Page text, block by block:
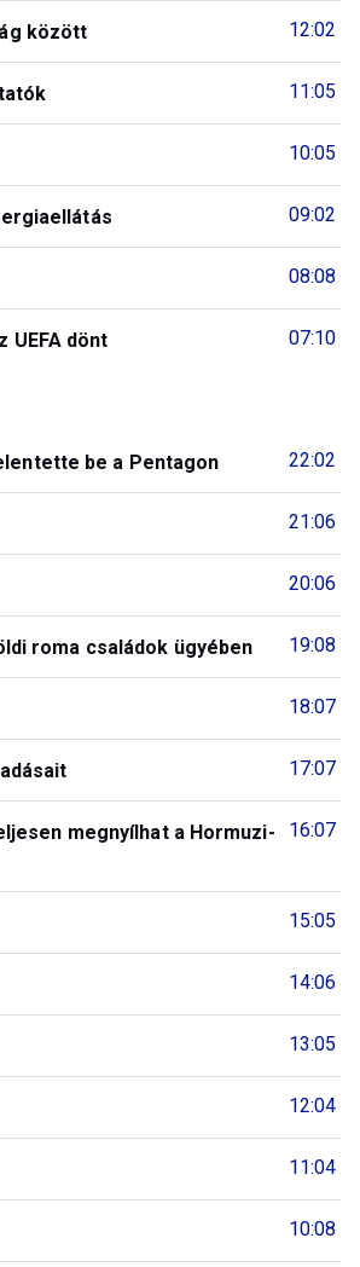
12:02
között
11:05
10:05
09:02
08:08
07:10
UEFA dönt
22:02
be a Pentagon
21:06
20:06
19:08
roma családok ügyében
18:07
17:07
16:07
megnyílhat a Hormuzi-
15:05
14:06
13:05
12:04
11:04
10:08